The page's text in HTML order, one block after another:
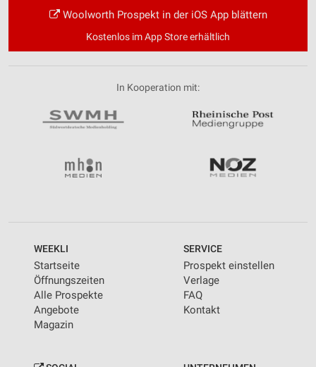
Woolworth Prospekt in der iOS App blättern
Kostenlos im App Store erhältlich
In Kooperation mit:
WEEKLI
Startseite
Öffnungszeiten
Alle Prospekte
Angebote
Magazin
SERVICE
Prospekt einstellen
Verlage
FAQ
Kontakt